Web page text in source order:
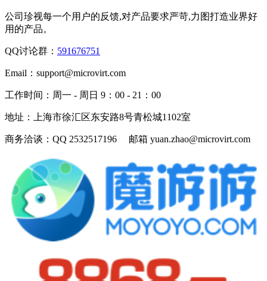
公司珍视每一个用户的反馈,对产品要求严苛,力图打造业界好
用的产品。
QQ讨论群： 591676751
Email： support@microvirt.com
工作时间： 周一 - 周日 9：00 - 21：00
地址： 上海市徐汇区东安路8号青松城1102室
商务洽谈： QQ 2532517196 邮箱 yuan.zhao@microvirt.com